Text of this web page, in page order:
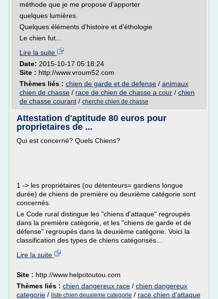
méthode que je me propose d'apporter
quelques lumières.
Quelques éléments d'histoire et d'éthologie
Le chien fut...
Lire la suite
Date: 2015-10-17 05:18:24
Site : http://www.vroum52.com
Thèmes liés : chien de garde et de defense / animaux
chien de chasse / race de chien de chasse a cour / chien
de chasse courant / cherche chien de chasse
Attestation d'aptitude 80 euros pour
proprietaires de ...
Qui est concerné? Quels Chiens?
1 -> les propriétaires (ou détenteurs= gardiens longue
durée) de chiens de première ou deuxième catégorie sont
concernés.
Le Code rural distingue les "chiens d'attaque" regroupés
dans la première catégorie, et les "chiens de garde et de
défense" regroupés dans la deuxième catégorie. Voici la
classification des types de chiens catégorisés...
Lire la suite
Site : http://www.helpotoutou.com
Thèmes liés : chien dangereux race / chien dangereux
categorie / liste chien deuxieme categorie / race chien d'attaque